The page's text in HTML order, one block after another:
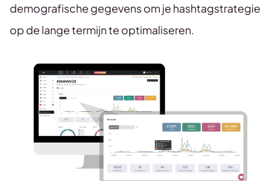
demografische gegevens om je hashtagstrategie
op de lange termijn te optimaliseren.